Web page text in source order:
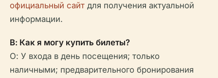
официальный сайт для получения актуальной
информации.
В: Как я могу купить билеты?
О: У входа в день посещения; только
наличными; предварительного бронирования